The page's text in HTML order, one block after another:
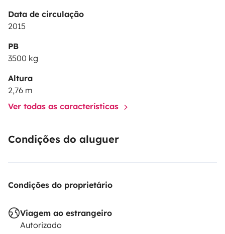
Data de circulação
2015
PB
3500 kg
Altura
2,76 m
Ver todas as características
Condições do aluguer
Condições do proprietário
Viagem ao estrangeiro
Autorizado